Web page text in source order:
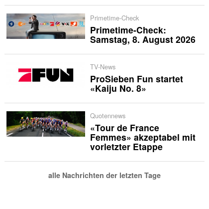
Primetime-Check
Primetime-Check:
Samstag, 8. August 2026
TV-News
ProSieben Fun startet
«Kaiju No. 8»
Quotennews
«Tour de France
Femmes» akzeptabel mit
vorletzter Etappe
alle Nachrichten der letzten Tage